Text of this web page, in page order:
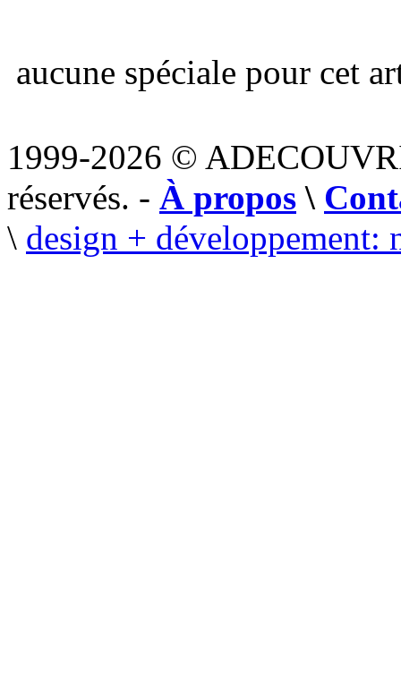
aucune spéciale pour cet
1999-2026 ©
réservés. - À propos \
\ design + développement: